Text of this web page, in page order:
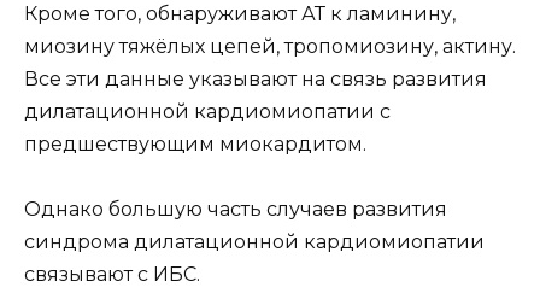
Кроме того, обнаруживают АТ к ламинину,
миозину тяжёлых цепей, тропомиозину, актину.
Все эти данные указывают на связь развития
дилатационной кардиомиопатии с
предшествующим миокардитом.
Однако большую часть случаев развития
синдрома дилатационной кардиомиопатии
связывают с ИБС.